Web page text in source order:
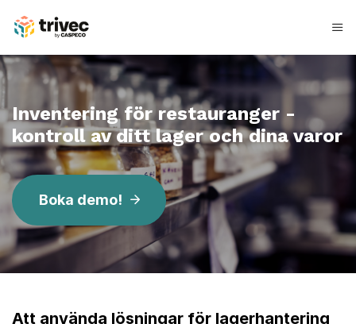
innehåll
I
n
v
e
n
t
e
r
i
Inventering för restauranger -
kontroll av ditt lager och dina varor
Boka demo!
Att använda lösningar för lagerhantering